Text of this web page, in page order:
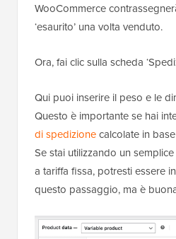
WooCommerce
‘esaurito’ una volta venduto.
Ora, fai clic sulla scheda
Qui puoi inserire il peso e le
Questo è importante se hai
di spedizionecalcolate in
Se stai utilizzando un
a tariffa fissa, potresti essere
questo passaggio, ma è